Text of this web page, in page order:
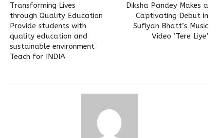
Transforming Lives
through Quality Education
Provide students with
quality education and
sustainable environment
Teach for INDIA
Diksha Pandey Makes a
Captivating Debut in
Sufiyan Bhatt’s Music
Video ‘Tere Liye’